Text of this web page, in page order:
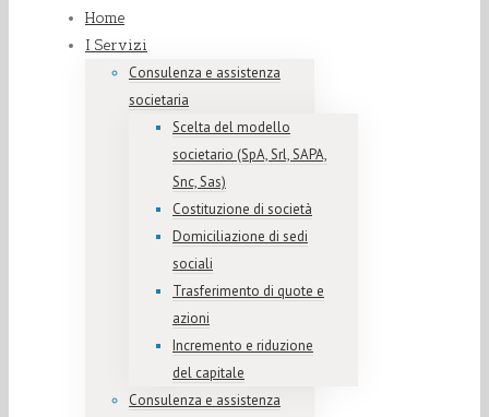
Home
I Servizi
Consulenza e assistenza
societaria
Scelta del modello
societario (SpA, Srl, SAPA,
Snc, Sas)
Costituzione di società
Domiciliazione di sedi
sociali
Trasferimento di quote e
azioni
Incremento e riduzione
del capitale
Consulenza e assistenza